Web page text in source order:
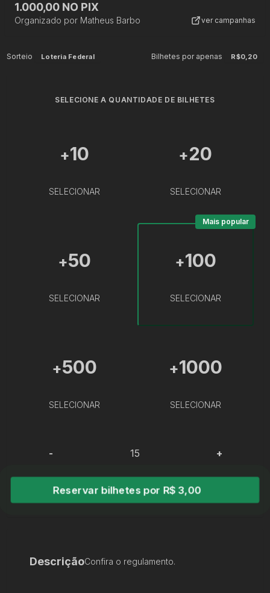
1.000,00 NO PIX
Organizado por Matheus Barbo ver campanhas
Sorteio Loteria Federal Bilhetes por apenas R$0,20
SELECIONE A QUANTIDADE DE BILHETES
+10
SELECIONAR
+20
SELECIONAR
+50
SELECIONAR
+100
SELECIONAR
Mais popular
+500
SELECIONAR
+1000
SELECIONAR
- +
Reservar bilhetes por R$ 3,00
DescriçãoConfira o regulamento.